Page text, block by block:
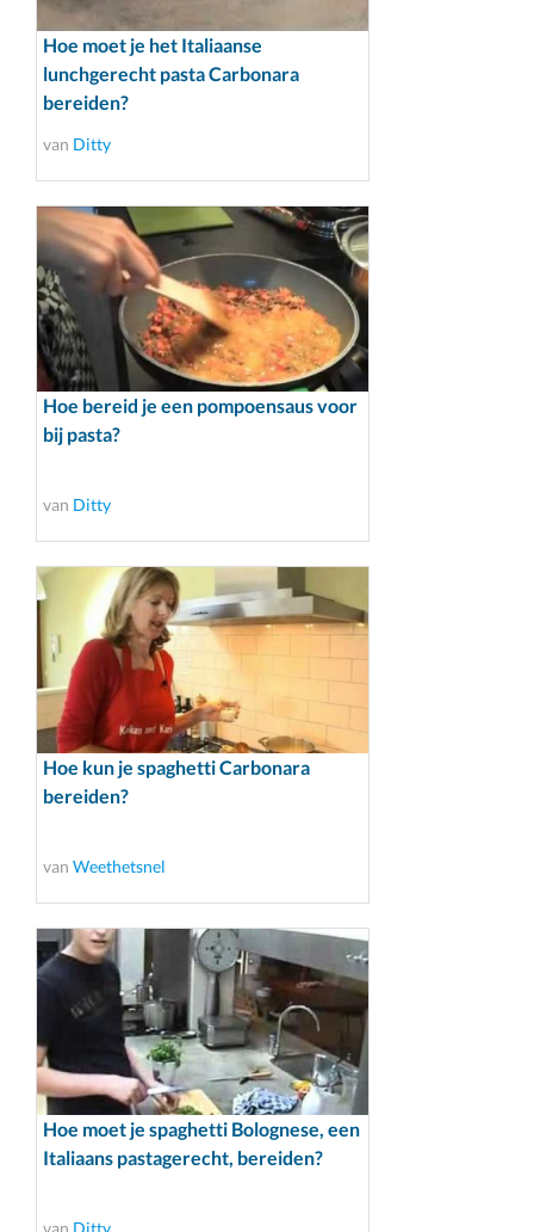
Hoe moet je het Italiaanse
lunchgerecht pasta Carbonara
bereiden?
van Ditty
Hoe bereid je een pompoensaus voor
bij pasta?
van Ditty
Hoe kun je spaghetti Carbonara
bereiden?
van Weethetsnel
Hoe moet je spaghetti Bolognese, een
Italiaans pastagerecht, bereiden?
van Ditty